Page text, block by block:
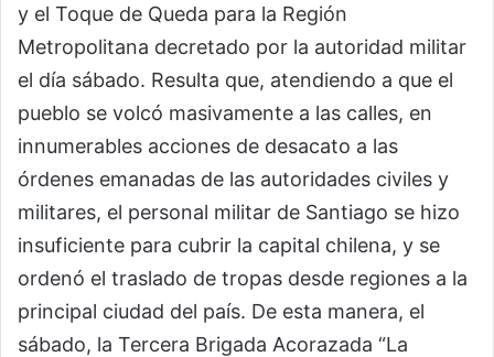
y el Toque de Queda para la Región
Metropolitana decretado por la autoridad militar
el día sábado. Resulta que, atendiendo a que el
pueblo se volcó masivamente a las calles, en
innumerables acciones de desacato a las
órdenes emanadas de las autoridades civiles y
militares, el personal militar de Santiago se hizo
insuficiente para cubrir la capital chilena, y se
ordenó el traslado de tropas desde regiones a la
principal ciudad del país. De esta manera, el
sábado, la Tercera Brigada Acorazada “La